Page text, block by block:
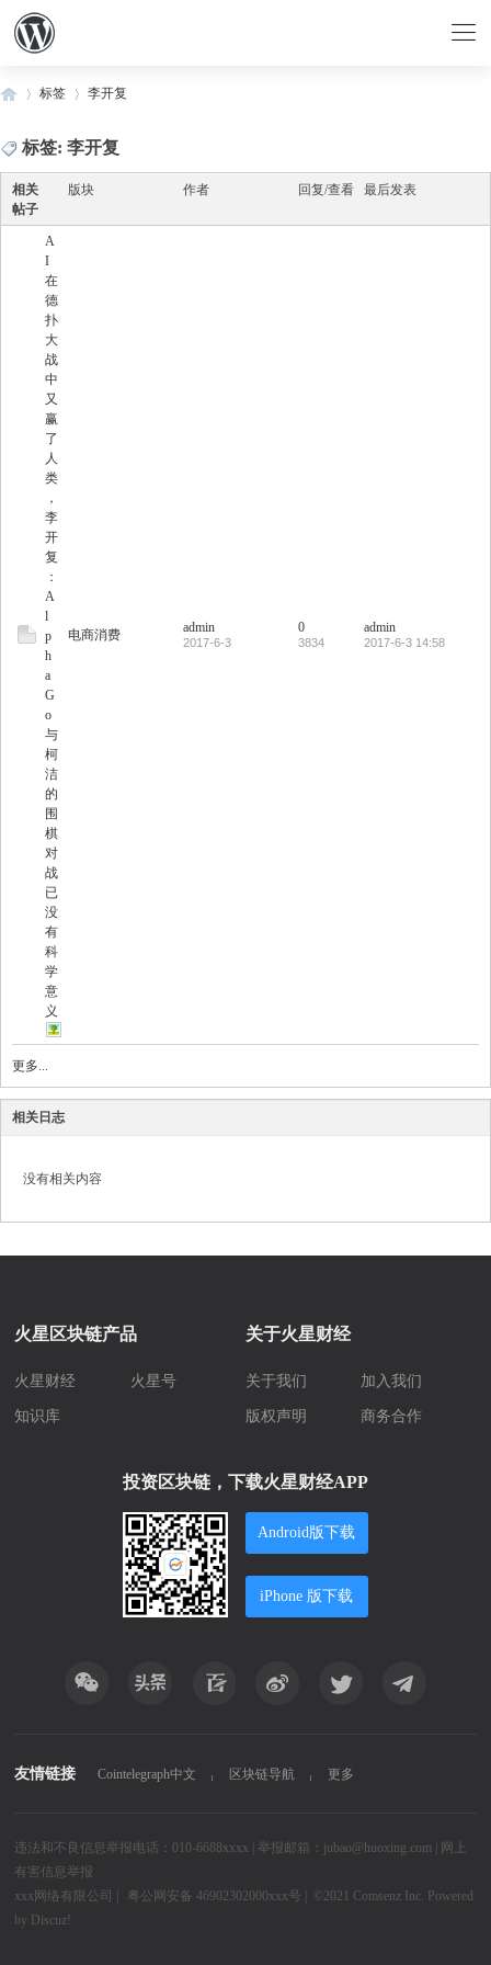
›
标签
›
李开复
标签: 李开复
相关
帖子
版块 作者 回复/查看 最后发表
A
I
在
德
扑
大
战
中
又
赢
了
人
类
，
李
开
复
：
A
l
p
h
a
G
o
与
柯
洁
的
围
棋
对
战
已
没
有
科
学
意
义
电商消费 admin
2017-6-3
0
3834
admin
2017-6-3 14:58
更多...
相关日志
没有相关内容
火星区块链产品
火星财经 火星号
知识库
关于火星财经
关于我们 加入我们
版权声明 商务合作
投资区块链，下载火星财经APP
Android版下载
iPhone 版下载
友情链接 Cointelegraph中文 区块链导航 更多
违法和不良信息举报电话：010-6688xxxx | 举报邮箱：jubao@huoxing.com |
网上
有害信息举报
xxx网络有限公司
粤公网安备 46902302000xxx号 | ©2021 Comsenz Inc. Powered
by Discuz!